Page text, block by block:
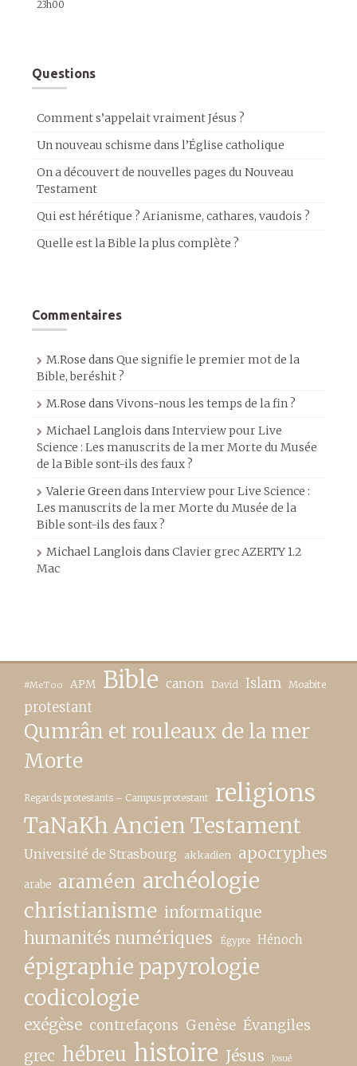
23h00
Questions
Comment s’appelait vraiment Jésus ?
Un nouveau schisme dans l’Église catholique
On a découvert de nouvelles pages du Nouveau
Testament
Qui est hérétique ? Arianisme, cathares, vaudois ?
Quelle est la Bible la plus complète ?
Commentaires
M.Rose dans Que signifie le premier mot de la
Bible, beréshit ?
M.Rose dansVivons-nous les temps de la fin ?
Michael Langlois dans Interview pour Live
Science : Les manuscrits de la mer Morte du Musée
de la Bible sont-ils des faux ?
Valerie Greendans Interview pour Live Science :
Les manuscrits de la mer Morte du Musée de la
Bible sont-ils des faux ?
Michael Langlois dans Clavier grec AZERTY 1.2
Mac
#MeToo APM Bible canon David Islam Moabite
protestant
Qumrân et rouleaux de la mer
Morte
Regards protestants – Campus protestant religions
TaNaKh Ancien Testament
Université de Strasbourg akkadien apocryphes
arabe araméen archéologie
christianisme informatique
humanités numériques Égypte Hénoch
épigraphie papyrologie
codicologie
exégèse contrefaçons Genèse Évangiles
grec hébreu histoire Jésus Josué